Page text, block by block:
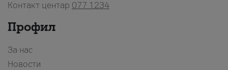
Контакт центар 077 1234
Профил
За нас
Новости